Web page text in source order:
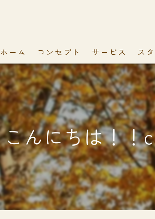
ホーム コンセプト サービス ス
こんにちは！！